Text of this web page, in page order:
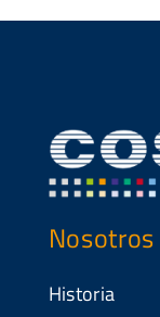
Nosotros
Historia